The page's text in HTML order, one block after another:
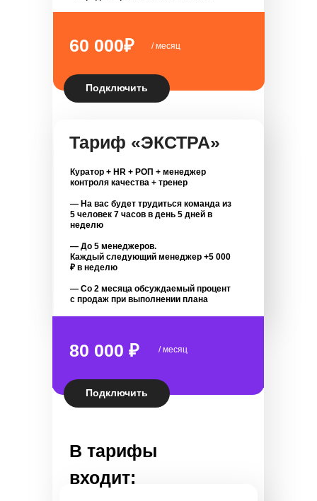
Подключить
Тариф «ЭКСТРА»
Подключить
60 000₽ / месяц
80 000 ₽ / месяц
В тарифы
входит:
Куратор + HR + РОП + менеджер
контроля качества + тренер
— На вас будет трудиться команда из
5 человек 7 часов в день 5 дней в
неделю
— До 5 менеджеров.
Каждый следующий менеджер +5 000
₽ в неделю
— Со 2 месяца обсуждаемый процент
с продаж при выполнении плана